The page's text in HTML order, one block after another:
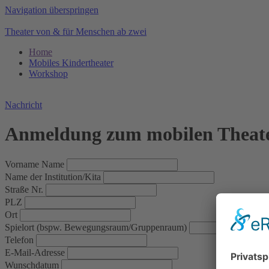
Navigation überspringen
Theater von & für Menschen ab zwei
Home
Mobiles Kindertheater
Workshop
Nachricht
Anmeldung zum mobilen
Vorname Name
Name der Institution/Kita
Straße Nr.
PLZ
Ort
Spielort (bspw. Bewegungsraum/Gruppenraum)
Telefon
E-Mail-Adresse
Wunschdatum